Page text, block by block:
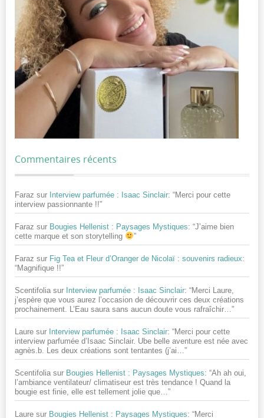
Commentaires récents
Faraz sur Interview parfumée : Isaac Sinclair: “Merci pour cette
interview passionnante !!”
Faraz sur Bougies Hellenist : Paysages Mystiques: “J’aime bien
cette marque et son storytelling
”
Faraz sur Fig Tea et Fleur d’Oranger de Nicolaï : souvenirs radieux:
“Magnifique !!”
Scentifolia sur Interview parfumée : Isaac Sinclair: “Merci Laure,
j’espère que vous aurez l’occasion de découvrir ces deux créations
prochainement. L’Eau saura sans aucun doute vous rafraîchir…”
Laure sur Interview parfumée : Isaac Sinclair: “Merci pour cette
interview parfumée d’Isaac Sinclair. Ube belle aventure est née avec
agnès.b. Les deux créations sont tentantes (j’ai…”
Scentifolia sur Bougies Hellenist : Paysages Mystiques: “Ah ah oui,
l’ambiance ventilateur/ climatiseur est très tendance ! Quand la
bougie est finie, elle est tellement jolie que…”
Laure sur Bougies Hellenist : Paysages Mystiques: “Merci